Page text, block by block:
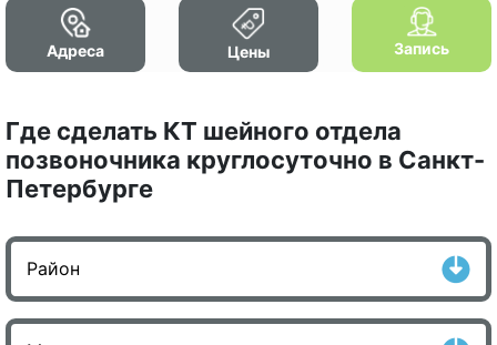
Адреса Цены Запись
Где сделать КТ шейного отдела
позвоночника круглосуточно в Санкт-
Петербурге